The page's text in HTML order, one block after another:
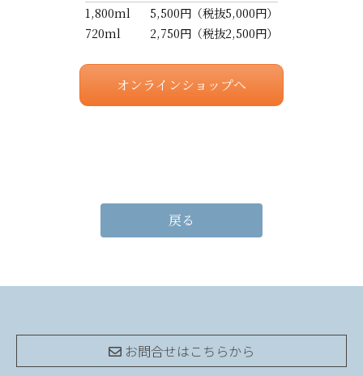
1,800ml 5,500円 （税抜5,000円）
720ml
2,750円 （税抜2,500円）
オンラインショップへ
戻る
お問合せはこちらから